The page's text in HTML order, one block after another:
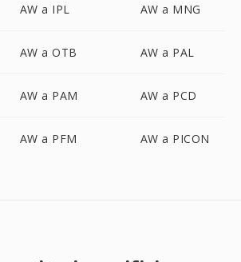
AW a IPL AW a MNG
AW a OTB AW a PAL
AW a PAM AW a PCD
AW a PFM AW a PICON